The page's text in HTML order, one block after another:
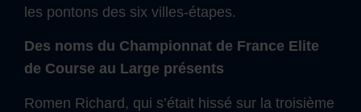
les pontons des six villes-étapes.
Des noms du Championnat de France Elite
de Course au Large présents
Romen Richard, qui s’était hissé sur la troisième